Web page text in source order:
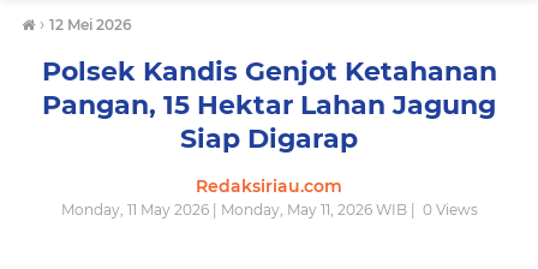
› 12 Mei 2026
Polsek Kandis Genjot Ketahanan
Pangan, 15 Hektar Lahan Jagung
Siap Digarap
Redaksiriau.com
Monday, 11 May 2026 | Monday, May 11, 2026 WIB | 0Views